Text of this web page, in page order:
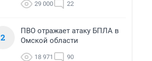
29 000 22
2
ПВО отражает атаку БПЛА в
Омской области
18 971 90